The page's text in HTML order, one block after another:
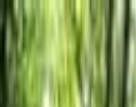
Thứ Năm, 06/08/2026